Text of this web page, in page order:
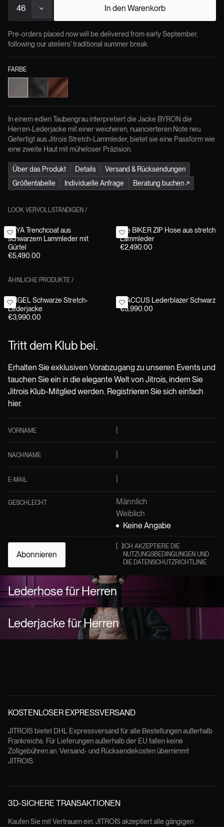
In einem edlen Taubengrau interpretiert die Jacke BYRON die
Herren-Lederjacke mit einer weicheren, nuancierteren Note neu.
Gefertigt aus Jitrois Stretch-Lammleder, bietet sie eine Passform wie
eine zweite Haut mit müheloser Präzision.
FARBE
46 In den Warenkorb
Pre-orders placed now will be delivered from early September,
following our ateliers' traditional summer break.
Über das Produkt Details
Versand & Rücksendungen
Größentabelle
Individuelle Anfrage Beratung buchen↗
LOOK VERVOLLSTÄNDIGEN /
LAYA Trenchcoat aus
schwarzem Lammleder mit
Gürtel
€5,490.00
Die BIKER ZIP Hose aus stretch
Lammleder
€2,490.00
ÄHNLICHE PRODUKTE /
ANGEL Schwarze Stretch-
Lederjacke
€3,990.00
MACCUS Lederblazer Schwarz
€3,990.00
Tritt dem Klub bei.
Erhalten Sie exklusiven Vorabzugang zu unseren Events und
tauchen Sie ein in die elegante Welt von Jitrois, indem Sie
Jitrois Klub-Mitglied werden. Registrieren Sie sich einfach
hier.
VORNAME
NACHNAME
E-MAIL
GESCHLECHT
Männlich
Weiblich
Keine Angabe
Abonnieren
ICH AKZEPTIERE DIE
NUTZUNGSBEDINGUNGEN UND
DIE DATENSCHUTZRICHTLINIE
Lederhose für Herren
Lederjacke für Herren
KOSTENLOSER EXPRESSVERSAND
JITROIS bietet DHL Expressversand für alle Bestellungen außerhalb
Frankreichs. Für Lieferungen außerhalb der EU fallen keine
Zollgebühren an. Versand- und Rücksendekosten übernimmt
JITROIS.
3D-SICHERE TRANSAKTIONEN
Kaufen Sie mit Vertrauen ein. JITROIS akzeptiert alle gängigen